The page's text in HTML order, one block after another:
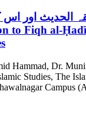
to Fiqh al-
Hammad, Dr.
Studies, The
Campus